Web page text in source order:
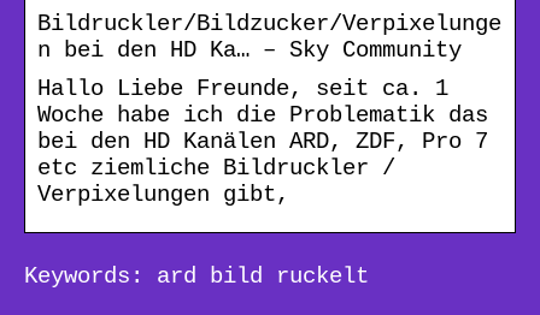
Bildruckler/Bildzucker/Verpixelunge
n bei den HD Ka… – Sky Community
Hallo Liebe Freunde, seit ca. 1
Woche habe ich die Problematik das
bei den HD Kanälen ARD, ZDF, Pro 7
etc ziemliche Bildruckler /
Verpixelungen gibt,
Keywords: ard bild ruckelt